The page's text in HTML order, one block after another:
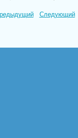
Следующий